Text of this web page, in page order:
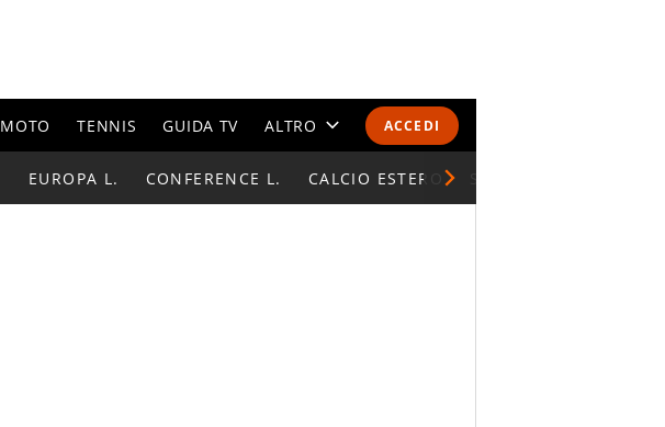
ACCEDI
MOTO TENNIS GUIDA TV ALTRO
CALENDARI E CLASSIFICHE
EUROPA L. CONFERENCE L. CALCIO ESTERO